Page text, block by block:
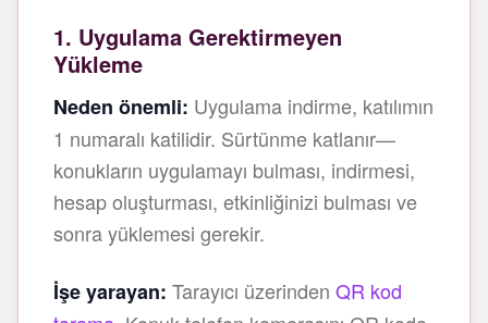
1. Uygulama Gerektirmeyen
Yükleme
Neden önemli: Uygulama indirme, katılımın
1 numaralı katilidir. Sürtünme katlanır—
konukların uygulamayı bulması, indirmesi,
hesap oluşturması, etkinliğinizi bulması ve
sonra yüklemesi gerekir.
İşe yarayan: Tarayıcı üzerinden QR kod